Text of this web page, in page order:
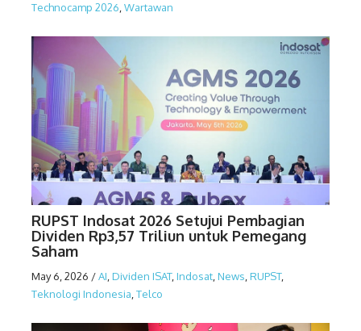
Technocamp 2026,Wartawan
RUPST Indosat 2026 Setujui Pembagian
Dividen Rp3,57 Triliun untuk Pemegang
Saham
May 6, 2026 /AI Dividen ISAT, Indosat News RUPST,
Teknologi Indonesia Telco